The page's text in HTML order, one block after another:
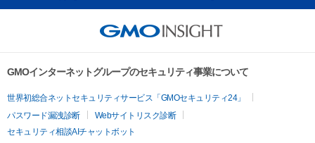
GMOインターネットグループのセキュリティ事業について
世界初総合ネットセキュリティサービス「GMOセキュリティ24」
パスワード漏洩診断
Webサイトリスク診断
セキュリティ相談AIチャットボット